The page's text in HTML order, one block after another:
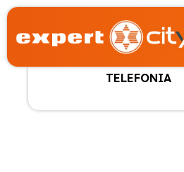
TELEFONIA